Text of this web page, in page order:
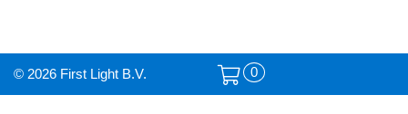
© 2026 First Light B.V. 0